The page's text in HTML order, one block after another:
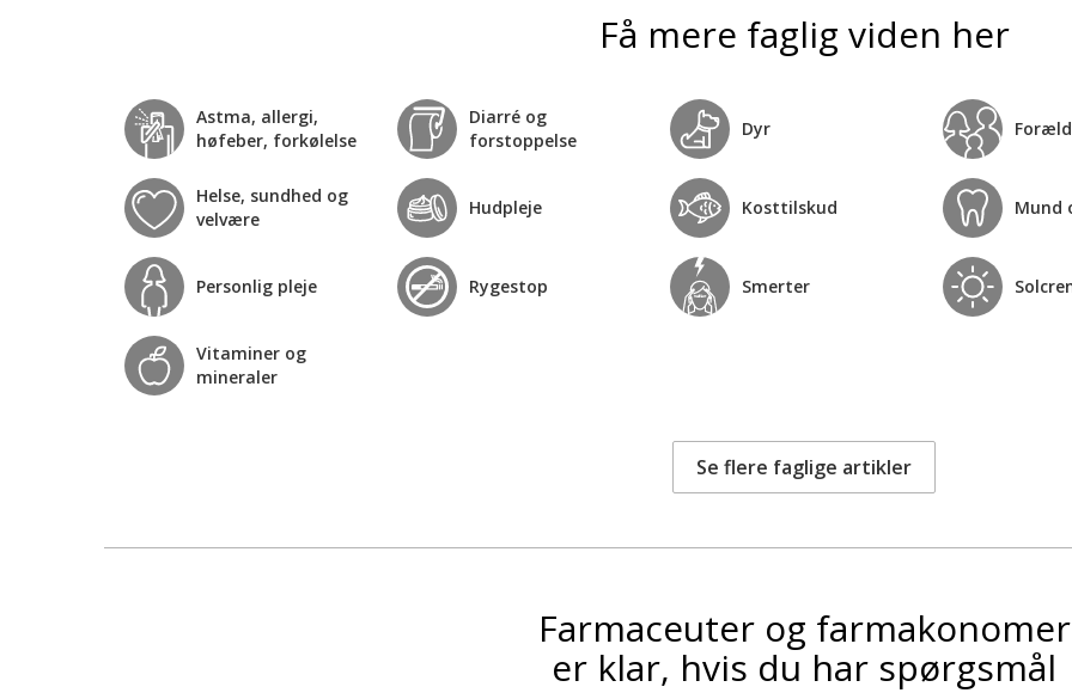
Få mere faglig viden her
Astma, allergi,
høfeber, forkølelse
Diarré og
forstoppelse
Dyr
Helse, sundhed og
velvære
Hudpleje Kosttilskud Mund
Personlig pleje Rygestop Smerter
Vitaminer og
mineraler
Se flere faglige artikler
Farmaceuter og farmakonomer
er klar, hvis du har spørgsmål